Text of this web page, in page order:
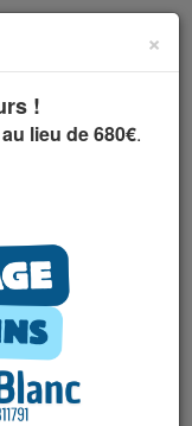
de
dans
×
!
lieu de 680€.